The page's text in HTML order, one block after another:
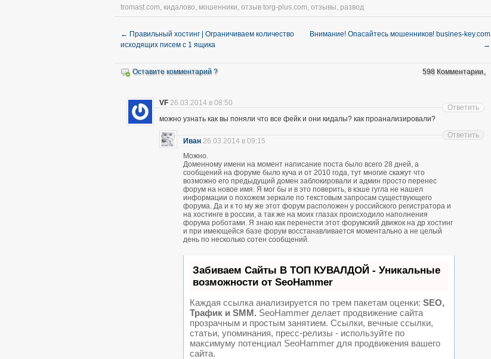
tromast.com, кидалово, мошенники, отзыв torg-plus.com, отзывы, развод
← Правильный хостинг | Ограничиваем количество
исходящих писем с 1 ящика
Внимание! Опасайтесь мошенников! busines-key.com
→
Оставите комментарий ? 598 Комментарии。
VF 26.03.2014 в 08:50
можно узнать как вы поняли что все фейк и они кидалы? как проанализировали?
Ответить
Иван 26.03.2014 в 09:15
Можно.
Доменному имени на момент написание поста было всего 28 дней, а
сообщений на форуме было куча и от 2010 года, тут многие скажут что
возможно его предыдущий домен заблокировали и админ просто перенес
форум на новое имя. Я мог бы и в это поверить, в кэше гугла не нашел
информации о похожем зеркале по текстовым запросам существующего
форума. Да и к то му же этот форум расположен у российского регистратора и
на хостинге в россии, а так же на моих глазах происходило наполнения
форума роботами. Я знаю как перенести этот форумский движок на др хостинг
и при имеющейся базе форум восстанавливается моментально а не целый
день по несколько сотен сообщений.
Забиваем Сайты В ТОП КУВАЛДОЙ - Уникальные
возможности от SeoHammer
Каждая ссылка анализируется по трем пакетам оценки: SEO,
Трафик и SMM. SeoHammer делает продвижение сайта
прозрачным и простым занятием. Ссылки, вечные ссылки,
статьи, упоминания, пресс-релизы - используйте по
максимуму потенциал SeoHammer для продвижения вашего
сайта.
Ответить